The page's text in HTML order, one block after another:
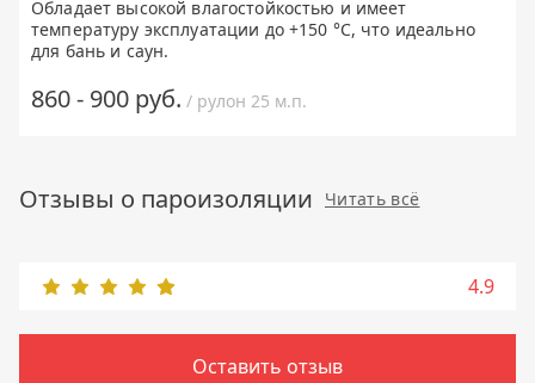
Обладает высокой влагостойкостью и имеет
температуру эксплуатации до +150 °C, что идеально
для бань и саун.
860 - 900 руб. / рулон 25 м.п.
Отзывы о пароизоляции Читать всё
4.9
Оставить отзыв